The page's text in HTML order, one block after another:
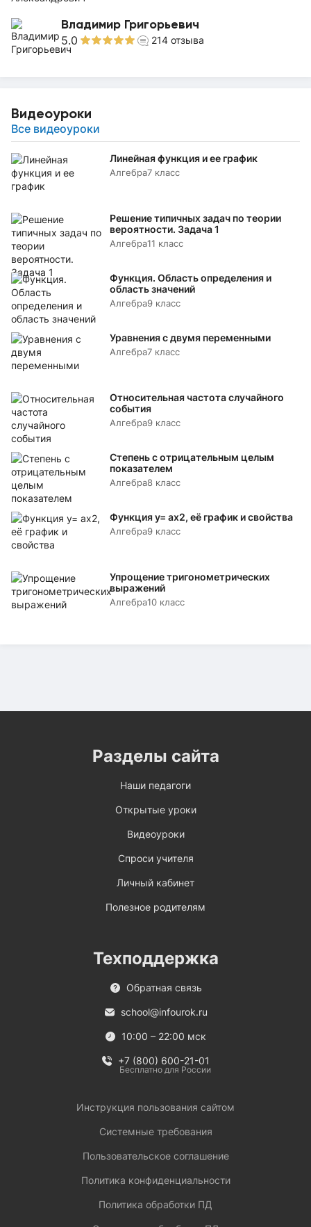
Владимир Григорьевич
5.0 214 отзыва
Видеоуроки
Все видеоуроки
Линейная функция и ее график
Алгебра7 класс
Решение типичных задач по теории
вероятности. Задача 1
Алгебра11 класс
Функция. Область определения и
область значений
Алгебра9 класс
Уравнения с двумя переменными
Алгебра7 класс
Относительная частота случайного
события
Алгебра9 класс
Степень с отрицательным целым
показателем
Алгебра8 класс
Функция y= аx2, её график и свойства
Алгебра9 класс
Упрощение тригонометрических
выражений
Алгебра10 класс
Разделы сайта
Наши педагоги
Открытые уроки
Видеоуроки
Спроси учителя
Личный кабинет
Полезное родителям
Техподдержка
Обратная связь
school@infourok.ru
10:00 – 22:00 мск
+7 (800) 600-21-01
Бесплатно для России
Инструкция пользования сайтом
Системные требования
Пользовательское соглашение
Политика конфиденциальности
Политика обработки ПД